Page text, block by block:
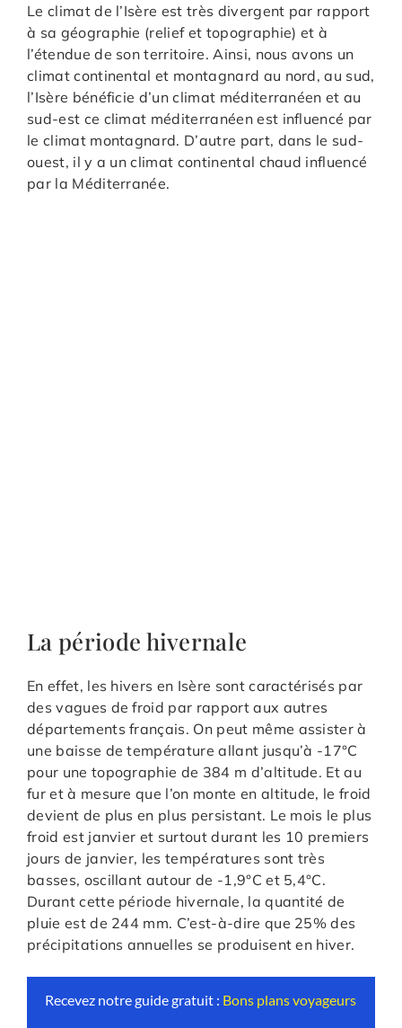
Le climat de l’Isère est très divergent par rapport
à sa géographie (relief et topographie) et à
l’étendue de son territoire. Ainsi, nous avons un
climat continental et montagnard au nord, au sud,
l’Isère bénéficie d’un climat méditerranéen et au
sud-est ce climat méditerranéen est influencé par
le climat montagnard. D’autre part, dans le sud-
ouest, il y a un climat continental chaud influencé
par la Méditerranée.
La période hivernale
En effet, les hivers en Isère sont caractérisés par
des vagues de froid par rapport aux autres
départements français. On peut même assister à
une baisse de température allant jusqu’à -17°C
pour une topographie de 384 m d’altitude. Et au
fur et à mesure que l’on monte en altitude, le froid
devient de plus en plus persistant. Le mois le plus
froid est janvier et surtout durant les 10 premiers
jours de janvier, les températures sont très
basses, oscillant autour de -1,9°C et 5,4°C.
Durant cette période hivernale, la quantité de
pluie est de 244 mm. C’est-à-dire que 25% des
précipitations annuelles se produisent en hiver.